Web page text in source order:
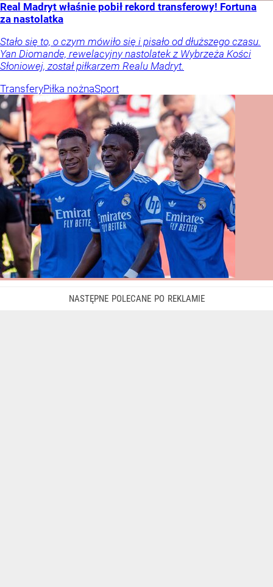
Real Madryt właśnie pobił rekord transferowy! Fortuna
za nastolatka
Stało się to, o czym mówiło się i pisało od dłuższego czasu.
Yan Diomande, rewelacyjny nastolatek z Wybrzeża Kości
Słoniowej, został piłkarzem Realu Madryt.
TransferyPiłka nożnaSport